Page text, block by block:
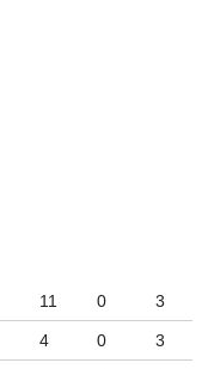
11 0 3
4 0 3